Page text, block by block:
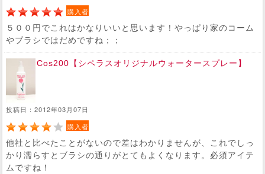
購入者
５００円でこれはかなりいいと思います！やっぱり家のコーム
やブラシではだめですね；；
Cos200【シペラスオリジナルウォータースプレー】
投稿日：2012年03月07日
購入者
他社と比べたことがないので差はわかりませんが、これでしっ
かり濡らすとブラシの通りがとてもよくなります。必須アイテ
ムですね！